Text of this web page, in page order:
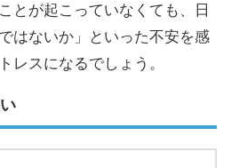
とが起こっていなくても、日
はないか」といった不安を感
レスになるでしょう。